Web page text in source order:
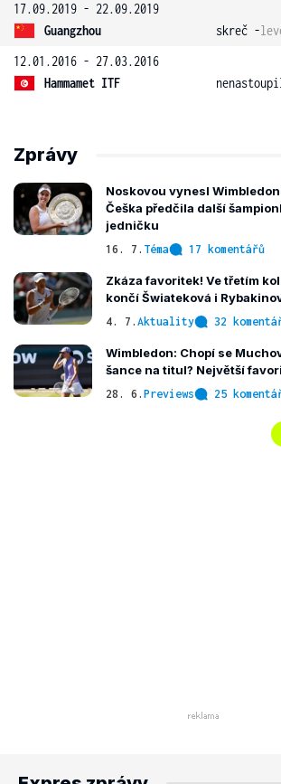
17.09.2019 - 22.09.2019
Guangzhou
skreč -
12.01.2016 - 27.03.2016
Hammamet ITF
Zprávy
Noskovou vynesl
Češka předčila další
jedničku
16. 7. Téma 17 komentářů
Zkáza favoritek! Ve třetím
končí Šwiateková i
4. 7. Aktuality 32
Wimbledon: Chopí se
šance na titul? Největší
28. 6. Previews 25